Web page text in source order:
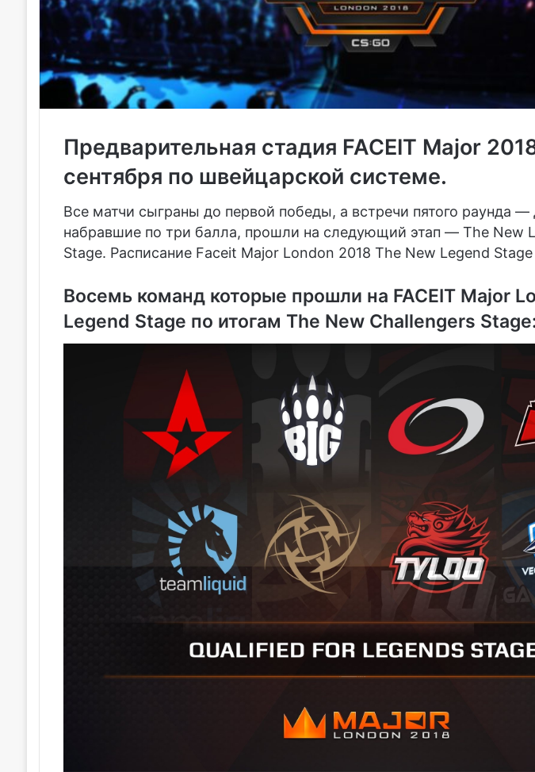
Предварительная стадия FACEIT Major
сентября по швейцарской системе.
Все матчи сыграны до первой победы, а встречи пятого раунда
набравшие по три балла, прошли на следующий этап — The New
Stage. Расписание Faceit Major London 2018 The New Legend
Восемь команд которые прошли на FACEIT Major
Legend Stage по итогам The New Challengers Stage: